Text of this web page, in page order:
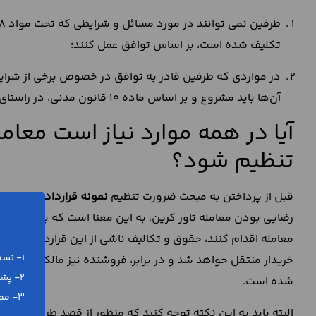
تکلیف شده است، بر اساس توافق عمل کنند؛
در مواردی که طرفین قادر به توافق در خصوص برخی از
آن‌ها باید مشروع و بر اساس ماده 10 قانون مدنی، در راستای شرع و قانون باشند.
آیا در همه موارد نیاز است
تنظیم شود؟
قبل از پرداختن به مبحث ضرورت تنظیم نمونه قرارداد خرید
رضایی بودن معامله تاور کرین، به این معنا است که به محض
معامله اقدام کنند، حقوق و تکالیف ناشی از این قرارداد بر
شده است.
1- نسخه ورد (word) و پی دی اف (pdf)
2- پشتیبانی رایگان تلفنی و آنلاین
3- مطابق با آخرین تغییرات قانونی